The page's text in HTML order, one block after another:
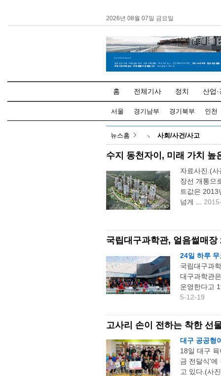
2026년 08월 07일 금요일
홈 전체기사 정치 산업
서울 경기남부 경기북부 인천
뉴스홈 사회/사건/사고
수지 동천자이, 미래 가치 높
자료사진.(
장선 개통으
트값은 2013
넘게 ...
국립대구과학관, 얼음썰매장
24일 하루
국립대구과
대구과학관
운영한다고
5-12-19
고사리 손이 전하는 착한 선
대구 공공형
18일 대구
금 전달식'에
고 있다.(사